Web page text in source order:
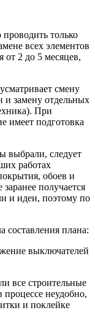
только
всех элементов
от 2 до 5 месяцев,
смену
и замену отдельных
При
имеет подготовка
выбрали, следует
работах
обоев и
получается
и идеи, поэтому по
составления плана:
выключателей
все строительные
неудобно,
и поклейке